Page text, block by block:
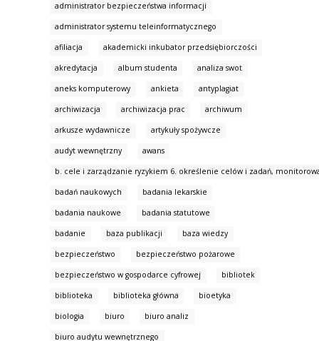
administrator bezpieczeństwa informacji
administrator systemu teleinformatycznego
afiliacja akademicki inkubator przedsiębiorczości
akredytacja album studenta analiza swot
aneks komputerowy ankieta antyplagiat
archiwizacja archiwizacja prac archiwum
arkusze wydawnicze artykuły spożywcze
audyt wewnętrzny awans
b. cele i zarządzanie ryzykiem 6. określenie celów i zadań,
badań naukowych badania lekarskie
badania naukowe badania statutowe
badanie baza publikacji baza wiedzy
bezpieczeństwo bezpieczeństwo pożarowe
bezpieczeństwo w gospodarce cyfrowej bibliotek
biblioteka biblioteka główna bioetyka
biologia biuro biuro analiz
biuro audytu wewnętrznego